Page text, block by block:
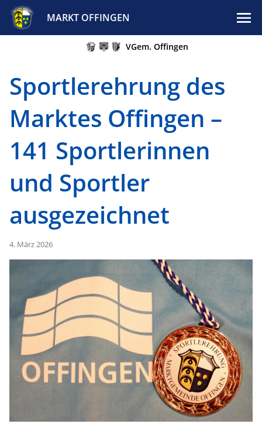
MARKT OFFINGEN
VGem. Offingen
Sportlerehrung des
Marktes Offingen –
141 Sportlerinnen
und Sportler
ausgezeichnet
4. März 2026